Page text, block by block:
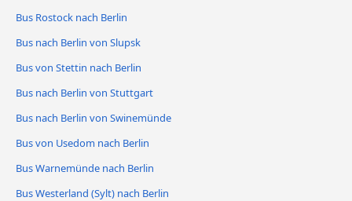
Bus Rostock nach Berlin
Bus nach Berlin von Slupsk
Bus von Stettin nach Berlin
Bus nach Berlin von Stuttgart
Bus nach Berlin von Swinemünde
Bus von Usedom nach Berlin
Bus Warnemünde nach Berlin
Bus Westerland (Sylt) nach Berlin